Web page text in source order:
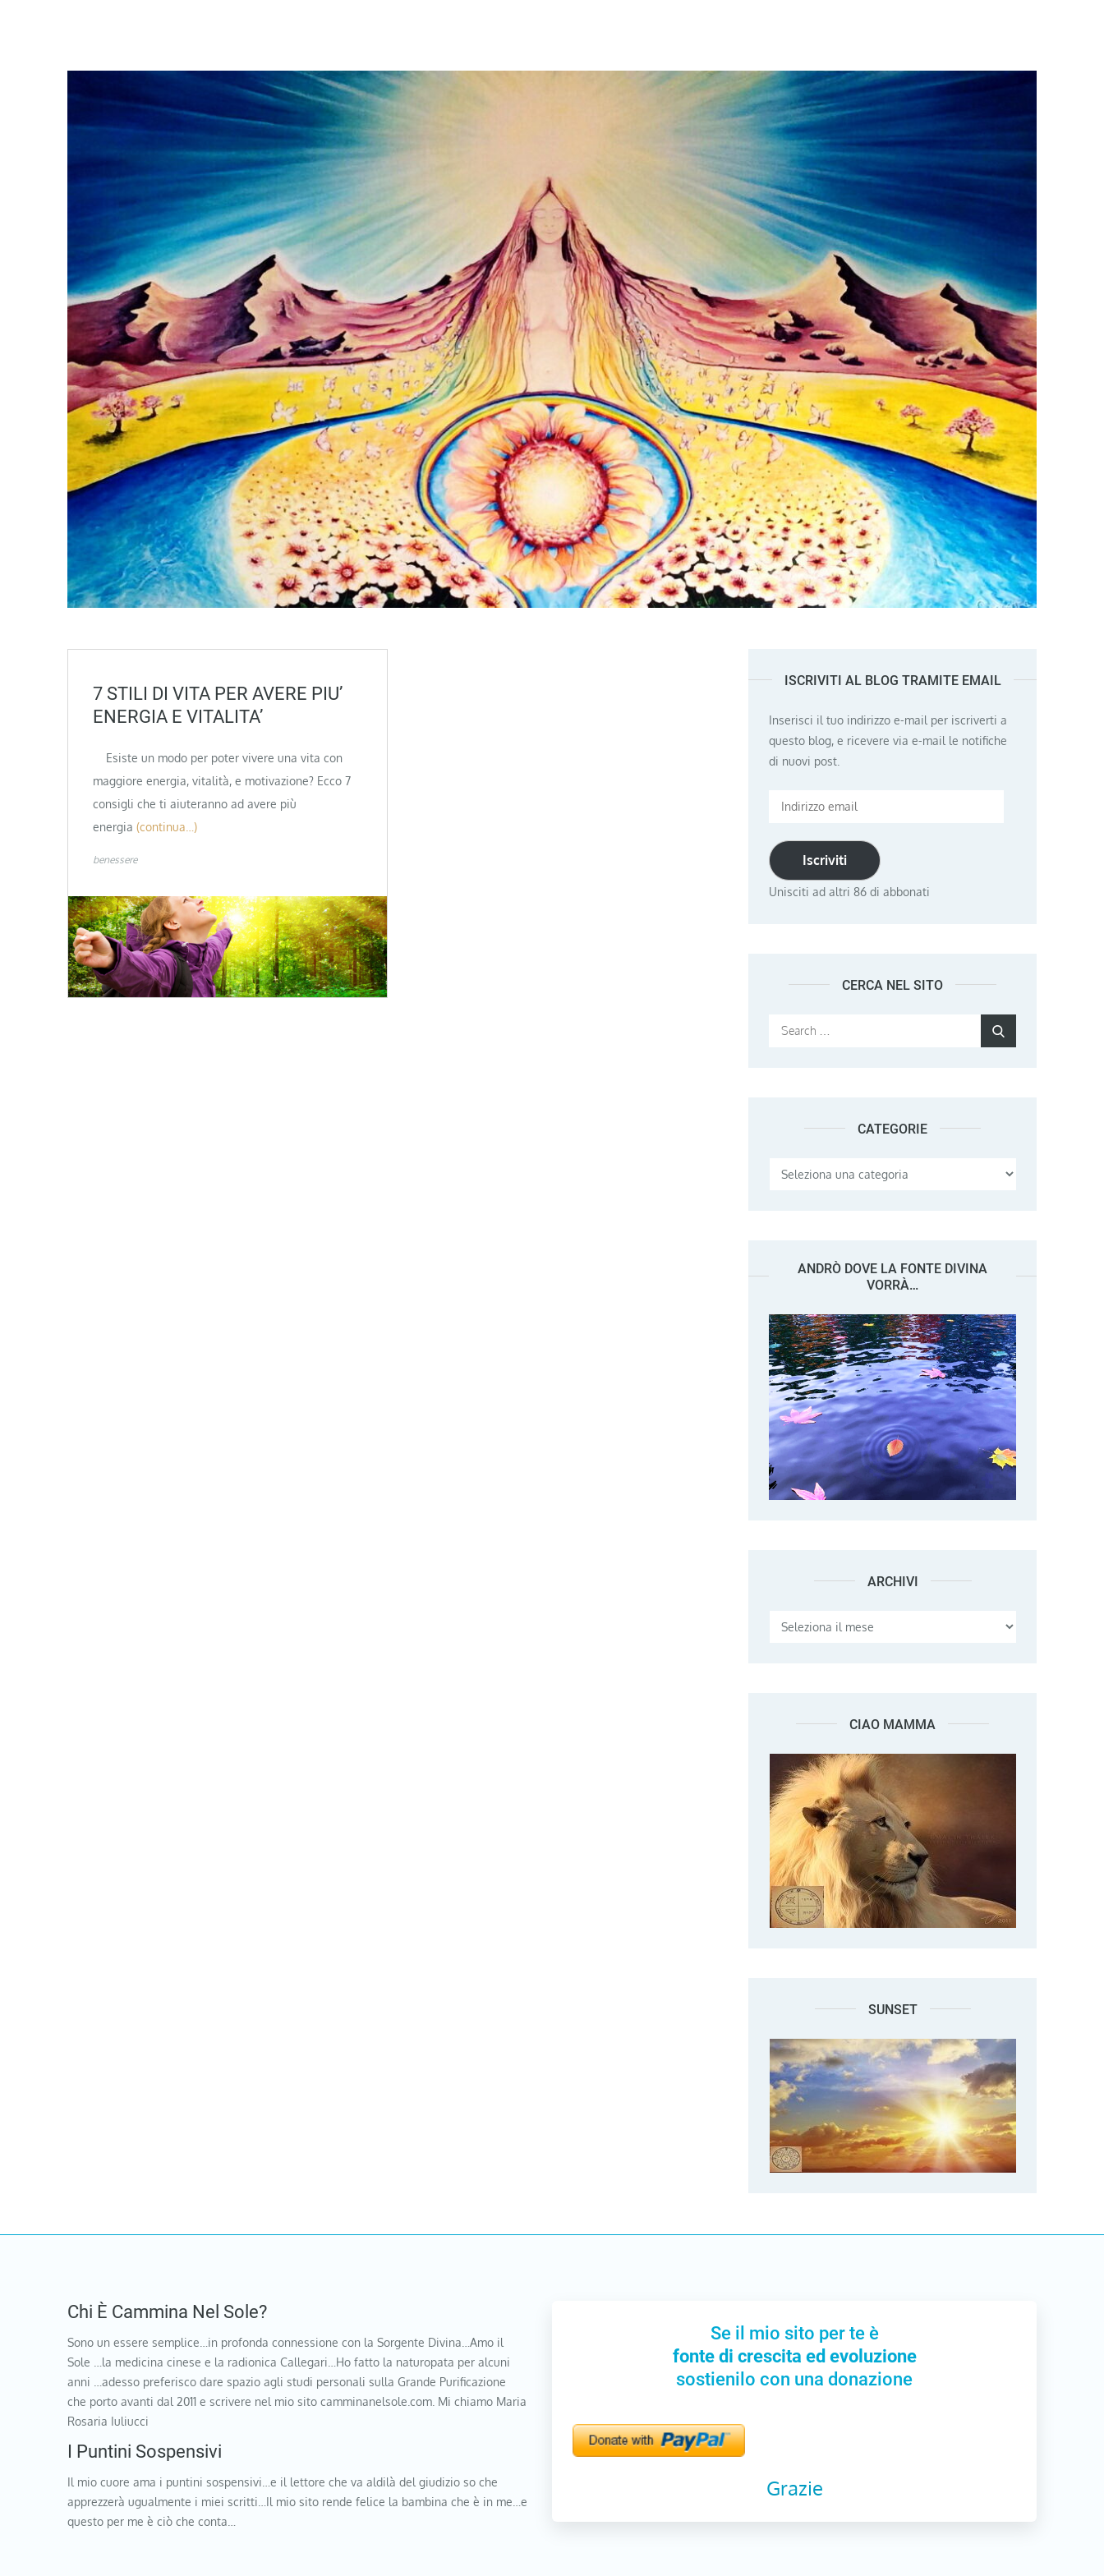
7 STILI DI VITA PER AVERE PIU’
ENERGIA E VITALITA’
Esiste un modo per poter vivere una vita con
maggiore energia, vitalità, e motivazione? Ecco 7
consigli che ti aiuteranno ad avere più
energia (continua…)
benessere
ISCRIVITI AL BLOG TRAMITE EMAIL
Inserisci il tuo indirizzo e-mail per iscriverti a
questo blog, e ricevere via e-mail le notifiche
di nuovi post.
Indirizzo
Iscriviti
Unisciti ad altri 86 di abbonati
CERCA NEL SITO
Search
CATEGORIE
Categorie
ANDRÒ DOVE LA FONTE DIVINA
VORRÀ…
ARCHIVI Archivi
CIAO MAMMA
SUNSET
Chi È Cammina Nel Sole?
Sono un essere semplice…in profonda connessione con la Sorgente Divina…Amo il
Sole …la medicina cinese e la radionica Callegari…Ho fatto la naturopata per alcuni
anni …adesso preferisco dare spazio agli studi personali sulla Grande Purificazione
che porto avanti dal 2011 e scrivere nel mio sito camminanelsole.com. Mi chiamo Maria
Rosaria Iuliucci
I Puntini Sospensivi
Il mio cuore ama i puntini sospensivi…e il lettore che va aldilà del giudizio so che
apprezzerà ugualmente i miei scritti…Il mio sito rende felice la bambina che è in me…e
questo per me è ciò che conta…
Se il mio sito per te è
fonte di crescita ed evoluzione
sostienilo con una donazione
Grazie